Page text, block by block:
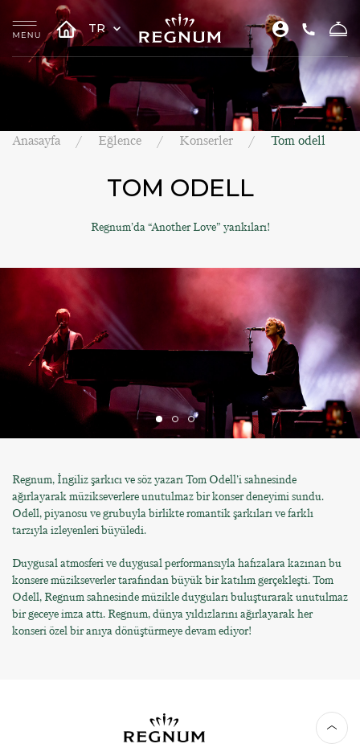
TR
Anasayfa Eğlence Konserler Tom odell
TOM ODELL
Regnum’da “Another Love” yankıları!
Regnum, İngiliz şarkıcı ve söz yazarı Tom Odell’i sahnesinde
ağırlayarak müzikseverlere unutulmaz bir konser deneyimi sundu.
Odell, piyanosu ve grubuyla birlikte romantik şarkıları ve farklı
tarzıyla izleyenleri büyüledi.
Duygusal atmosferi ve duygusal performansıyla hafızalara kazınan bu
konsere müzikseverler tarafından büyük bir katılım gerçekleşti. Tom
Odell, Regnum sahnesinde müzikle duyguları buluşturarak unutulmaz
bir geceye imza attı. Regnum, dünya yıldızlarını ağırlayarak her
konseri özel bir anıya dönüştürmeye devam ediyor!